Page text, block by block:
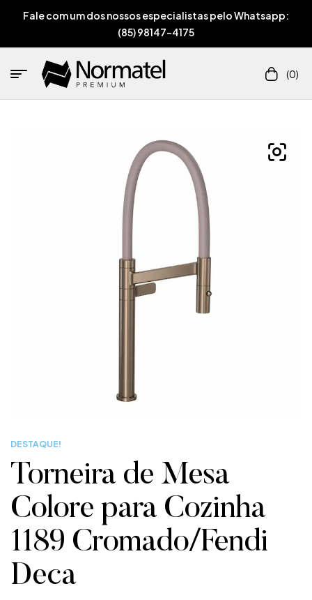
Fale com um dos nossos especialistas pelo Whatsapp:
(85) 98147-4175
(0)
DESTAQUE!
Torneira de Mesa
Colore para Cozinha
1189 Cromado/Fendi
Deca